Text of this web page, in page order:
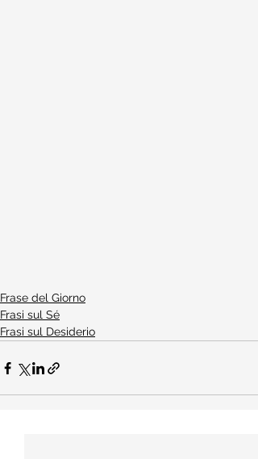
Frase del Giorno
Frasi sul Sé
Frasi sul Desiderio